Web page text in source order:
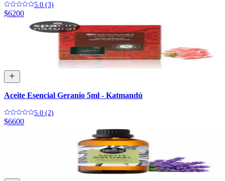
5.0 (3)
$6200
Aceite Esencial Geranio 5ml - Katmandú
5.0 (2)
$6600